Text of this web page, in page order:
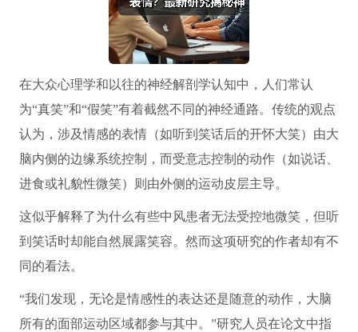
在大众心理学和以往的神经解剖学认知中，人们常认
为“真笑”和“假笑”有着截然不同的神经通路。传统的观点
认为，涉及情感的表情（如听到笑话后的开怀大笑）由大
脑内侧的边缘系统控制，而受意志控制的动作（如说话、
进食或礼貌性微笑）则由外侧的运动皮层主导。
这似乎解释了为什么有些中风患者无法受控地微笑，但听
到笑话时却能自然展露笑容。然而这项研究的作者却有不
同的看法。
“我们发现，无论是情感性的表达还是随意的动作，大脑
所有的面部运动区域都参与其中。”研究人员在论文中指